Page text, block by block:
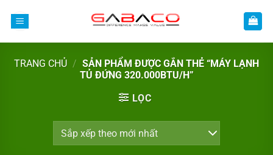
TRANG CHỦ / SẢN PHẨM ĐƯỢC GẮN THẺ “MÁY LẠNH
TỦ ĐỨNG 320.000BTU/H”
LỌC